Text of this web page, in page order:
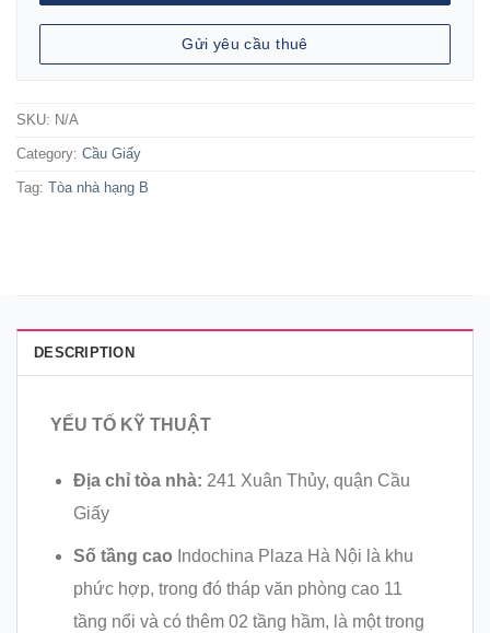
Gửi yêu cầu thuê
SKU: N/A
Category: Cầu Giấy
Tag: Tòa nhà hạng B
DESCRIPTION
YẾU TỐ KỸ THUẬT
Địa chỉ tòa nhà: 241 Xuân Thủy, quận Cầu
Giấy
Số tầng cao Indochina Plaza Hà Nội là khu
phức hợp, trong đó tháp văn phòng cao 11
tầng nổi và có thêm 02 tầng hầm, là một trong